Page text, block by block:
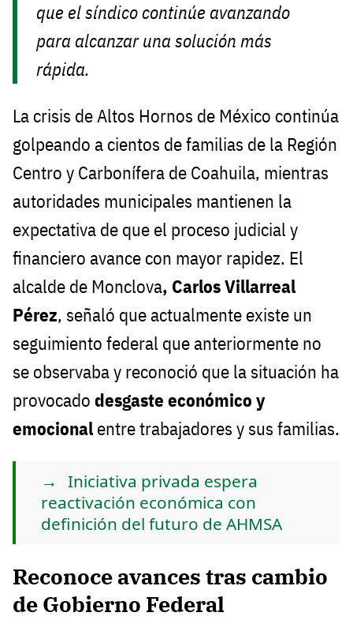
que el síndico continúe avanzando
para alcanzar una solución más
rápida.
La crisis de Altos Hornos de México continúa
golpeando a cientos de familias de la Región
Centro y Carbonífera de Coahuila, mientras
autoridades municipales mantienen la
expectativa de que el proceso judicial y
financiero avance con mayor rapidez. El
alcalde de Monclova, Carlos Villarreal
Pérez, señaló que actualmente existe un
seguimiento federal que anteriormente no
se observaba y reconoció que la situación ha
provocado desgaste económico y
emocional entre trabajadores y sus familias.
Iniciativa privada espera
reactivación económica con
definición del futuro de AHMSA
Reconoce avances tras cambio
de Gobierno Federal